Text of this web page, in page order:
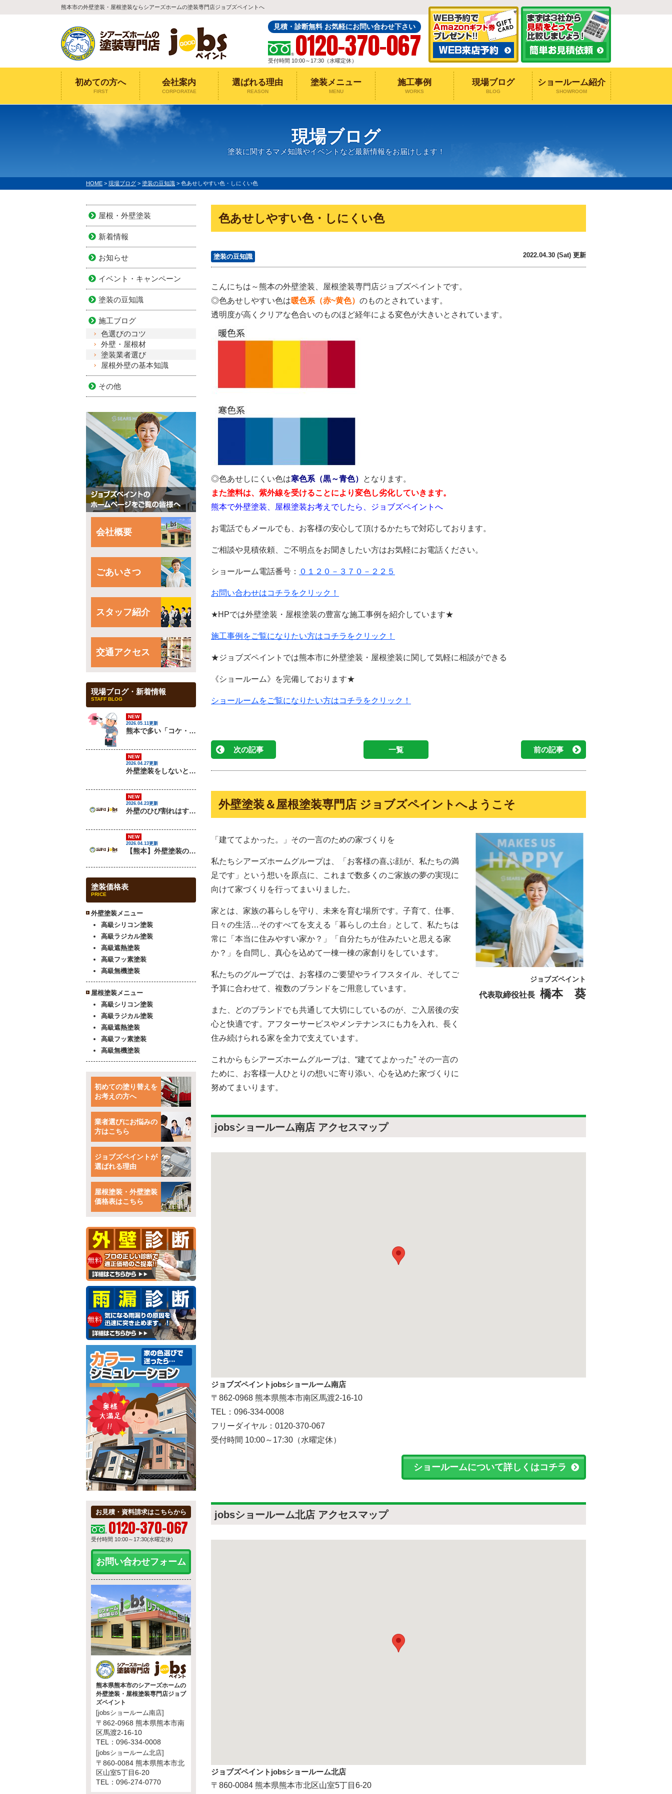
熊本市の外壁塗装・屋根塗装ならシアーズホームの塗装専門店ジョブズペイントへ
見積・診断無料 お気軽にお問い合わせ下さい
0120-370-067
受付時間 10:00～17:30（水曜定休）
初めての方へ
FIRST
会社案内
CORPORATAE
選ばれる理由
REASON
塗装メニュー
MENU
施工事例
WORKS
現場ブログ
BLOG
ショールーム紹介
SHOWROOM
現場ブログ
塗装に関するマメ知識やイベントなど最新情報をお届けします！
HOME > 現場ブログ > 塗装の豆知識 > 色あせしやすい色・しにくい色
色あせしやすい色・しにくい色
塗装の豆知識 2022.04.30 (Sat) 更新
こんにちは～熊本の外壁塗装、屋根塗装専門店ジョブズペイントです。
◎色あせしやすい色は暖色系（赤~黄色） のものとされています。
透明度が高くクリアな色合いのものほど経年による変色が大きいとされています。
◎色あせしにくい色は寒色系（黒～青色）
となります。
また塗料は、紫外線を受けることにより変色し劣化していきます。
熊本で外壁塗装、屋根塗装お考えでしたら、ジョブズペイントへ
お電話でもメールでも、お客様の安心して頂けるかたちで対応しております。
ご相談や見積依頼、ご不明点をお聞きしたい方はお気軽にお電話ください。
ショールーム電話番号： ０１２０－３７０－２２５
お問い合わせはコチラをクリック！
★HPでは外壁塗装・屋根塗装の豊富な施工事例を紹介しています★
施工事例をご覧になりたい方はコチラをクリック！
★ジョブズペイントでは熊本市に外壁塗装・屋根塗装に関して気軽に相談ができる
《ショールーム》を完備しております★
ショールームをご覧になりたい方はコチラをクリック！
次の記事 一覧 前の記事
外壁塗装＆屋根塗装専門店 ジョブズペイントへようこそ
ジョブズペイント
代表取締役社長 橋本 葵
「建ててよかった。」その一言のための家づくりを
私たちシアーズホームグループは、「お客様の喜ぶ顔が、私たちの満
足です」という想いを原点に、これまで数多くのご家族の夢の実現に
向けて家づくりを行ってまいりました。
家とは、家族の暮らしを守り、未来を育む場所です。子育て、仕事、
日々の生活…そのすべてを支える「暮らしの土台」として、私たちは
常に「本当に住みやすい家か？」「自分たちが住みたいと思える家
か？」を自問し、真心を込めて一棟一棟の家創りをしています。
私たちのグループでは、お客様のご要望やライフスタイル、そしてご
予算に合わせて、複数のブランドをご用意しています。
また、どのブランドでも共通して大切にしているのが、ご入居後の安
心と快適です。アフターサービスやメンテナンスにも力を入れ、長く
住み続けられる家を全力で支えています。
これからもシアーズホームグループは、“建ててよかった” その一言の
ために、お客様一人ひとりの想いに寄り添い、心を込めた家づくりに
努めてまいります。
jobsショールーム南店 アクセスマップ
ジョブズペイントjobsショールーム南店
〒862-0968 熊本県熊本市南区馬渡2-16-10
TEL：096-334-0008
フリーダイヤル：0120-370-067
受付時間 10:00～17:30（水曜定休）
ショールームについて詳しくはコチラ
jobsショールーム北店 アクセスマップ
ジョブズペイントjobsショールーム北店
〒860-0084 熊本県熊本市北区山室5丁目6-20
屋根・外壁塗装
新着情報
お知らせ
イベント・キャンペーン
塗装の豆知識
施工ブログ
色選びのコツ
外壁・屋根材
塗装業者選び
屋根外壁の基本知識
その他
会社概要
ごあいさつ
スタッフ紹介
交通アクセス
現場ブログ・新着情報
STAFF BLOG
NEW
2026.05.11更新
熊本で多い「コケ・カビ汚れ」の原因と対策を解説
NEW
2026.04.27更新
外壁塗装をしないとどうなる？放置リスクを解説
NEW
2026.04.23更新
外壁のひび割れはすぐ補修すべき？放置するとどうなる？
NEW
2026.04.13更新
【熊本】外壁塗装の最適な時期はいつ？失敗しないタイミングと注意点を解説
塗装価格表
PRICE
外壁塗装メニュー
高級シリコン塗装
高級ラジカル塗装
高級遮熱塗装
高級フッ素塗装
高級無機塗装
屋根塗装メニュー
高級シリコン塗装
高級ラジカル塗装
高級遮熱塗装
高級フッ素塗装
高級無機塗装
初めての塗り替えを
お考えの方へ
業者選びにお悩みの
方はこちら
ジョブズペイントが
選ばれる理由
屋根塗装・外壁塗装
価格表はこちら
お見積・資料請求はこちらから
0120-370-067
受付時間 10:00～17:30(水曜定休)
お問い合わせフォーム
熊本県熊本市のシアーズホームの
外壁塗装・屋根塗装専門店ジョブ
ズペイント
[jobsショールーム南店]
〒862-0968 熊本県熊本市南
区馬渡2-16-10
TEL：096-334-0008
[jobsショールーム北店]
〒860-0084 熊本県熊本市北
区山室5丁目6-20
TEL：096-274-0770